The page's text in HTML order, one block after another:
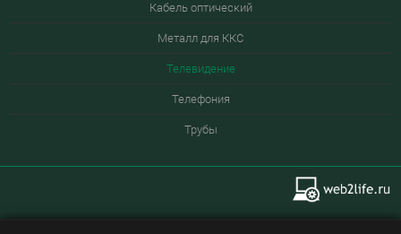
Кабель оптический
Металл для ККС
Телевидение
Телефония
Трубы